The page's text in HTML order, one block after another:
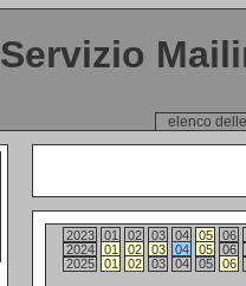
Servizio
elenco
2023 01 02 03 04 05
06
2024
01 02 03 04 05
06
2025
01 02 03 04 05 06